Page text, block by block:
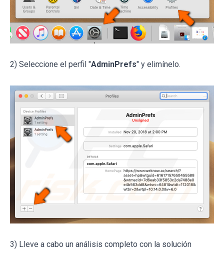
2) Seleccione el perfil "AdminPrefs" y elimínelo.
3) Lleve a cabo un análisis completo con la solución